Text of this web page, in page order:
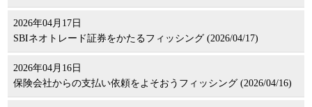
2026年04月17日
SBIネオトレード証券をかたるフィッシング (2026/04/17)
2026年04月16日
保険会社からの支払い依頼をよそおうフィッシング (2026/04/16)